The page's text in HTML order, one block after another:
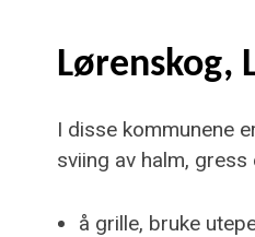
Lørenskog,
I disse kommunene
sviing av halm,
å grille, bruke